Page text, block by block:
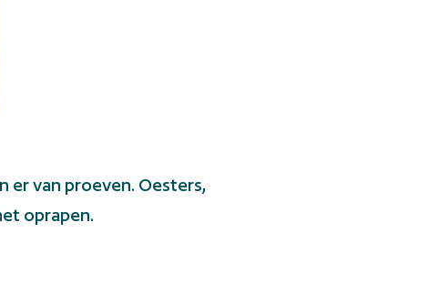
er van proeven. Oesters,
oprapen.